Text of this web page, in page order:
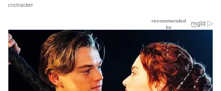
crictracker